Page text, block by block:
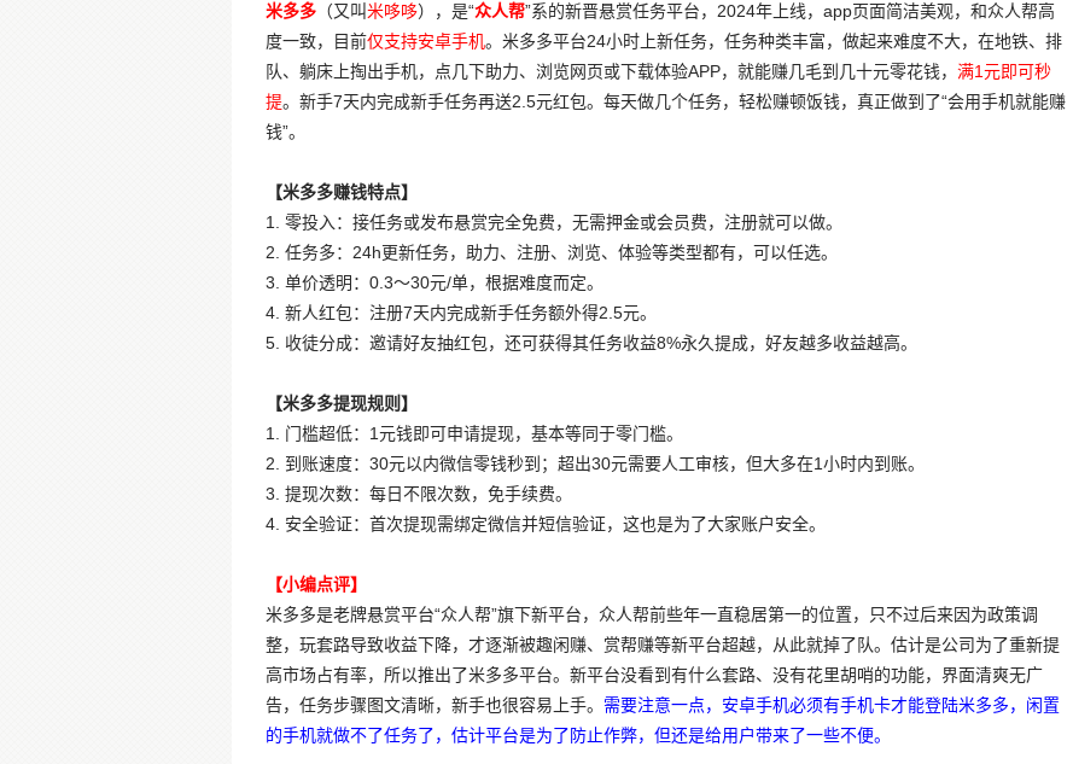
米多多 （又叫米哆哆），是“众人帮”系的新晋悬赏任务平台，2024年上线，app页面简洁美观，和众人帮高
度一致，目前仅支持安卓手机。米多多平台24小时上新任务，任务种类丰富，做起来难度不大，在地铁、排
队、躺床上掏出手机，点几下助力、浏览网页或下载体验APP，就能赚几毛到几十元零花钱， 满1元即可秒
提。新手7天内完成新手任务再送2.5元红包。每天做几个任务，轻松赚顿饭钱，真正做到了“会用手机就能赚
钱”。
【米多多赚钱特点】
1. 零投入：接任务或发布悬赏完全免费，无需押金或会员费，注册就可以做。
2. 任务多：24h更新任务，助力、注册、浏览、体验等类型都有，可以任选。
3. 单价透明：0.3～30元/单，根据难度而定。
4. 新人红包：注册7天内完成新手任务额外得2.5元。
5. 收徒分成：邀请好友抽红包，还可获得其任务收益8%永久提成，好友越多收益越高。
【米多多提现规则】
1. 门槛超低：1元钱即可申请提现，基本等同于零门槛。
2. 到账速度：30元以内微信零钱秒到；超出30元需要人工审核，但大多在1小时内到账。
3. 提现次数：每日不限次数，免手续费。
4. 安全验证：首次提现需绑定微信并短信验证，这也是为了大家账户安全。
【小编点评】
米多多是老牌悬赏平台“众人帮”旗下新平台，众人帮前些年一直稳居第一的位置，只不过后来因为政策调
整，玩套路导致收益下降，才逐渐被趣闲赚、赏帮赚等新平台超越，从此就掉了队。估计是公司为了重新提
高市场占有率，所以推出了米多多平台。新平台没看到有什么套路、没有花里胡哨的功能，界面清爽无广
告，任务步骤图文清晰，新手也很容易上手。 需要注意一点，安卓手机必须有手机卡才能登陆米多多，闲置
的手机就做不了任务了，估计平台是为了防止作弊，但还是给用户带来了一些不便。